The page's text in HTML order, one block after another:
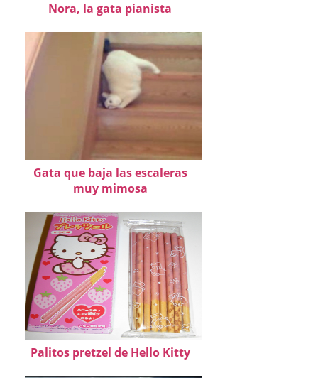
Nora, la gata pianista
Gata que baja las escaleras
muy mimosa
Palitos pretzel de Hello Kitty